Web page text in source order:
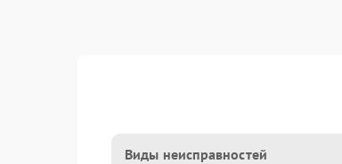
Виды неисправностей